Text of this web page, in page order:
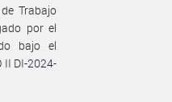
Trabajo
por el
bajo el
DI-2024-